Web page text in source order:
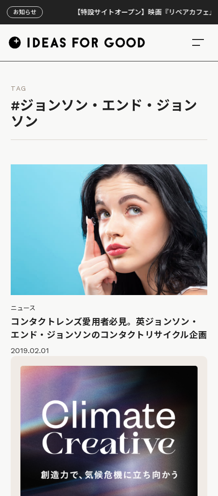
お知らせ 【特設サイトオープン】映画『リペアカフェ』、上
TAG
#ジョンソン・エンド・ジョン
ソン
ニュース
コンタクトレンズ愛用者必見。英ジョンソン・
エンド・ジョンソンのコンタクトリサイクル企画
2019.02.01